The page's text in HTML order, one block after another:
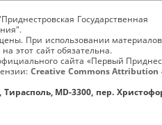
Государственная
При использовании
этот сайт обязательна.
сайта «Первый
Creative Commons Attribution
MD-3300, пер.